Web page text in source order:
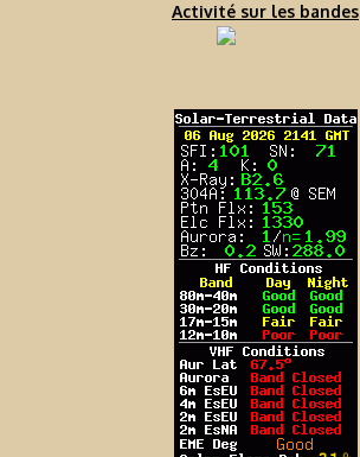
Activité sur les bandes